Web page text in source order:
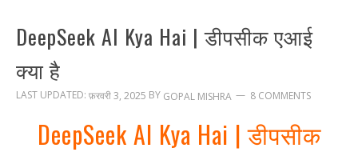
DeepSeek AI Kya Hai | डीपसीक एआई
क्या है
LAST UPDATED: फ़रवरी 3, 2025 BY GOPAL MISHRA 8 COMMENTS
DeepSeek AI Kya Hai | डीपसीक